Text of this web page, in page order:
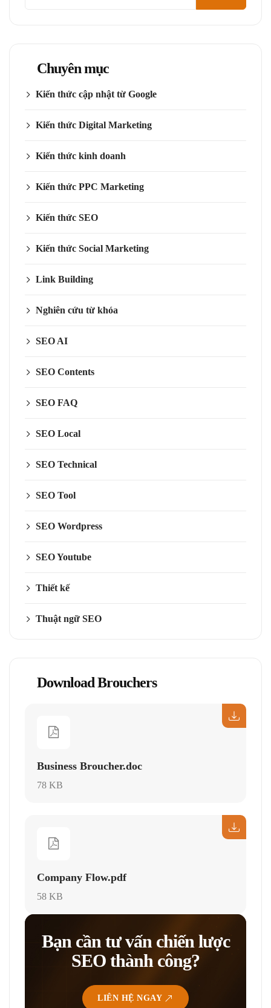
Chuyên mục
Kiến thức cập nhật từ Google
Kiến thức Digital Marketing
Kiến thức kinh doanh
Kiến thức PPC Marketing
Kiến thức SEO
Kiến thức Social Marketing
Link Building
Nghiên cứu từ khóa
SEO AI
SEO Contents
SEO FAQ
SEO Local
SEO Technical
SEO Tool
SEO Wordpress
SEO Youtube
Thiết kế
Thuật ngữ SEO
Download Brouchers
Business Broucher.doc
78 KB
Company Flow.pdf
58 KB
Bạn cần tư vấn chiến lược
SEO thành công?
LIÊN HỆ NGAY